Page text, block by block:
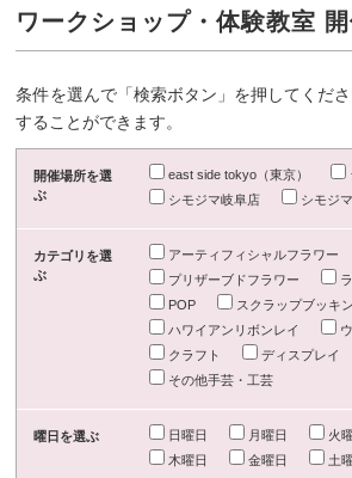
ワークショップ・体験教室
条件を選んで「検索ボタン」を押してくだ
することができます。
開催場所を選
ぶ
east side tokyo（東京）
シモジマ岐阜店
シモジ
カテゴリを選
ぶ
アーティフィシャルフラワー
プリザーブドフラワー
POP
スクラップブッキ
ハワイアンリボンレイ
クラフト
ディスプレイ
その他手芸・工芸
曜日を選ぶ 日曜日 月曜日 火
木曜日
金曜日 土